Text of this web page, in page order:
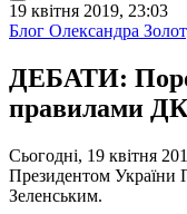
19 квітня 2019, 23:03
Блог Олександра
ДЕБАТИ:
правилами
Сьогодні, 19 квітня
Президентом України
Зеленським.